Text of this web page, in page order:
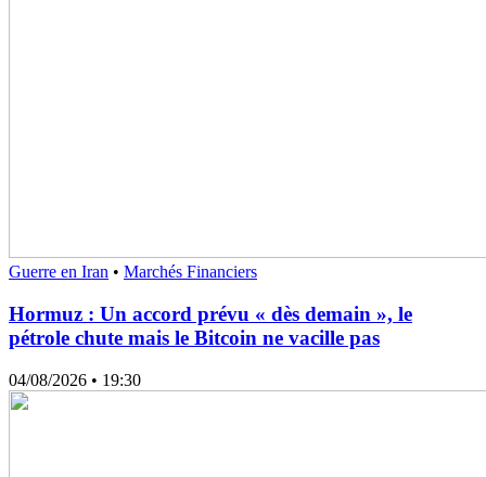
Guerre en Iran • Marchés Financiers
Hormuz : Un accord prévu « dès demain », le
pétrole chute mais le Bitcoin ne vacille pas
04/08/2026 • 19:30